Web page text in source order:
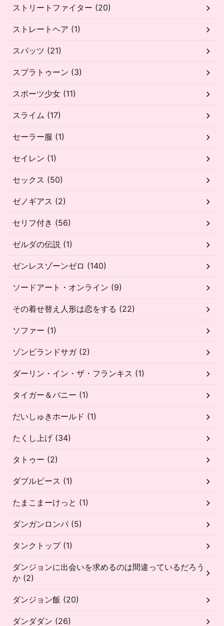
ストリートファイター (20)
ストレートヘア (1)
スパッツ (21)
スプラトゥーン (3)
スポーツ少女 (11)
スライム (17)
セーラー服 (1)
セイレン (1)
セックス (50)
ゼノギアス (2)
セリフ付き (56)
ゼルダの伝説 (1)
ゼンレスゾーンゼロ (140)
ソードアート・オンライン (9)
その着せ替え人形は恋をする (22)
ソファー (1)
ゾンビランドサガ (2)
ダーリン・イン・ザ・フランキス (1)
タイガー＆バニー (1)
だいしゅきホールド (1)
たくし上げ (34)
タトゥー (2)
ダブルピース (1)
たまこまーけっと (1)
ダンガンロンパ (5)
タンクトップ (1)
ダンジョンに出会いを求めるのは間違っているだろう
か (2)
ダンジョン飯 (20)
ダンダダン (26)